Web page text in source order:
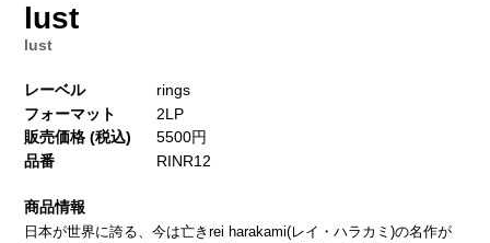
lust
lust
レーベル
rings
フォーマット
2LP
販売価格 (税込)
5500円
品番
RINR12
商品情報
日本が世界に誇る、今は亡きrei harakami(レイ・ハラカミ)の名作が